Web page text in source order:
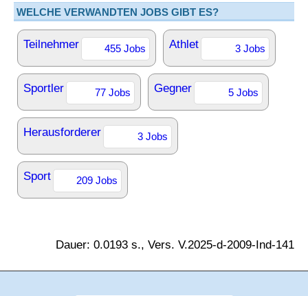
WELCHE VERWANDTEN JOBS GIBT ES?
Teilnehmer 455 Jobs Athlet 3 Jobs
Sportler 77 Jobs Gegner 5 Jobs
Herausforderer 3 Jobs
Sport 209 Jobs
Dauer: 0.0193 s., Vers. V.2025-d-2009-Ind-141